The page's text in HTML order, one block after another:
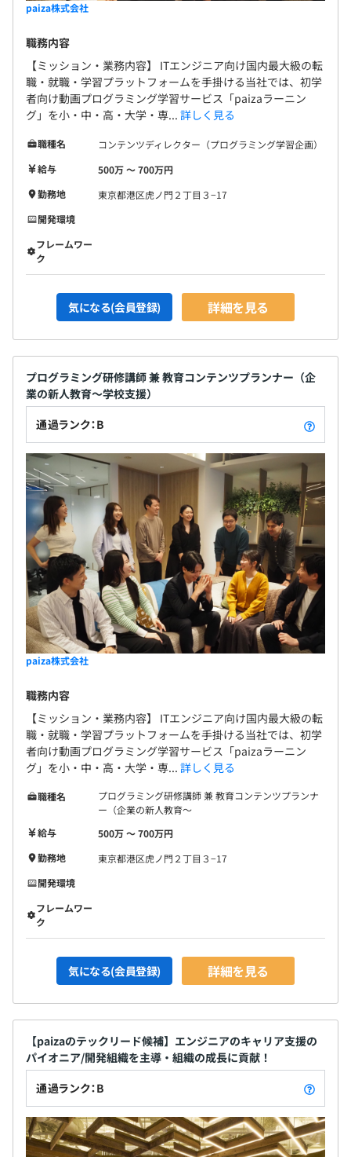
paiza株式会社
職務内容
【ミッション・業務内容】 ITエンジニア向け国内最大級の転
職・就職・学習プラットフォームを手掛ける当社では、初学
者向け動画プログラミング学習サービス「paizaラーニン
グ」を小・中・高・大学・専... 詳しく見る
職種名
コンテンツディレクター（プログラミング学習企画）
給与
500万 〜 700万円
勤務地
東京都港区虎ノ門２丁目３−17
開発環境
フレームワー
ク
気になる(会員登録) 詳細を見る
プログラミング研修講師 兼 教育コンテンツプランナー（企
業の新人教育〜学校支援）
通過ランク：B
paiza株式会社
職務内容
【ミッション・業務内容】 ITエンジニア向け国内最大級の転
職・就職・学習プラットフォームを手掛ける当社では、初学
者向け動画プログラミング学習サービス「paizaラーニン
グ」を小・中・高・大学・専... 詳しく見る
職種名
プログラミング研修講師 兼 教育コンテンツプランナ
ー（企業の新人教育〜
給与
500万 〜 700万円
勤務地
東京都港区虎ノ門２丁目３−17
開発環境
フレームワー
ク
気になる(会員登録) 詳細を見る
【paizaのテックリード候補】エンジニアのキャリア支援の
パイオニア/開発組織を主導・組織の成長に貢献！
通過ランク：B